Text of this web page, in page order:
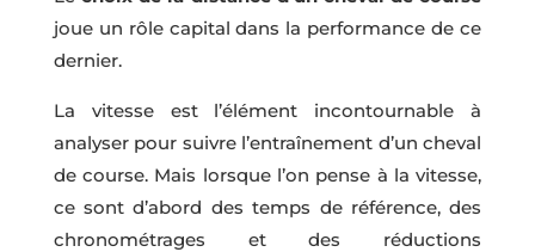
joue un rôle capital dans la performance de ce
dernier.
La vitesse est l’élément incontournable à
analyser pour suivre l’entraînement d’un cheval
de course. Mais lorsque l’on pense à la vitesse,
ce sont d’abord des temps de référence, des
chronométrages et des réductions